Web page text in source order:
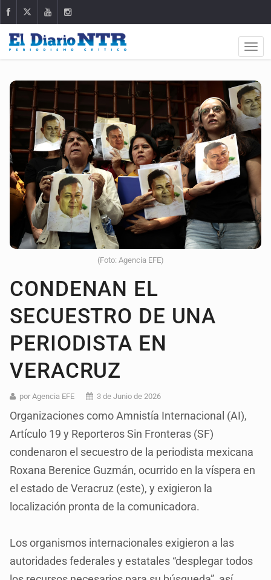
(Foto: Agencia EFE)
CONDENAN EL
SECUESTRO DE UNA
PERIODISTA EN
VERACRUZ
por Agencia EFE 3 de Junio de 2026
Organizaciones como Amnistía Internacional (AI),
Artículo 19 y Reporteros Sin Fronteras (SF)
condenaron el secuestro de la periodista mexicana
Roxana Berenice Guzmán, ocurrido en la víspera en
el estado de Veracruz (este), y exigieron la
localización pronta de la comunicadora.
Los organismos internacionales exigieron a las
autoridades federales y estatales “desplegar todos